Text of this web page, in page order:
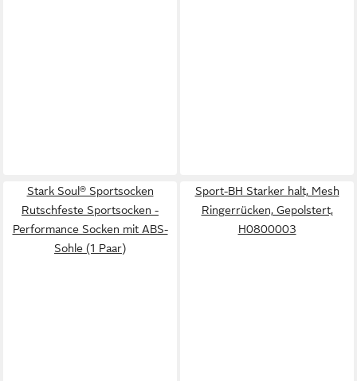
Stark Soul® Sportsocken
Rutschfeste Sportsocken -
Performance Socken mit ABS-
Sohle (1 Paar)
Sport-BH Starker halt, Mesh
Ringerrücken, Gepolstert,
H0800003